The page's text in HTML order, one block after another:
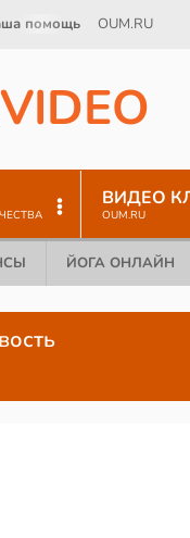
помощь OUM.RU
VIDEO
ВИДЕО
OUM.RU
ЙОГА ОНЛАЙН